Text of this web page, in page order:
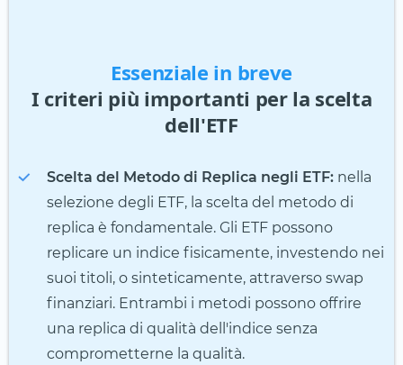
Essenziale in breve
I criteri più importanti per la scelta
dell'ETF
Scelta del Metodo di Replica negli ETF: nella
selezione degli ETF, la scelta del metodo di
replica è fondamentale. Gli ETF possono
replicare un indice fisicamente, investendo nei
suoi titoli, o sinteticamente, attraverso swap
finanziari. Entrambi i metodi possono offrire
una replica di qualità dell'indice senza
comprometterne la qualità.